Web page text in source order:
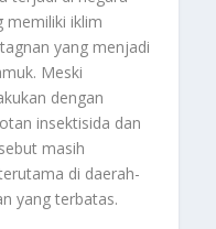
memiliki iklim
yang menjadi
Meski
dengan
insektisida dan
masih
di daerah-
yang terbatas.